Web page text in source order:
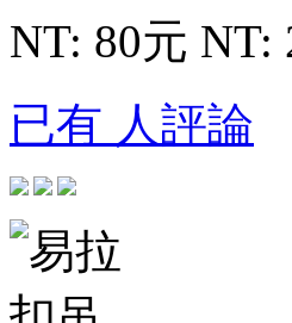
NT: 80元 NT:
已有 人評論